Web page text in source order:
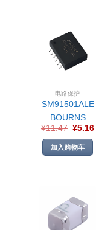
电路保护
SM91501ALE
BOURNS
¥11.47 ¥5.16
加入购物车